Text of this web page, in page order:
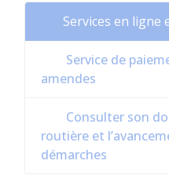
Services en ligne
Service de
amendes
Consulter son
routière et
démarches